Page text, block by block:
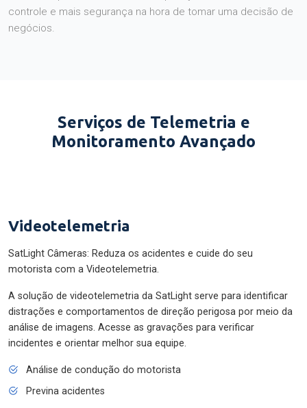
controle e mais segurança na hora de tomar uma decisão de
negócios.
Serviços de Telemetria e
Monitoramento Avançado
Videotelemetria
SatLight Câmeras: Reduza os acidentes e cuide do seu
motorista com a Videotelemetria.
A solução de videotelemetria da SatLight serve para identificar
distrações e comportamentos de direção perigosa por meio da
análise de imagens. Acesse as gravações para verificar
incidentes e orientar melhor sua equipe.
Análise de condução do motorista
Previna acidentes